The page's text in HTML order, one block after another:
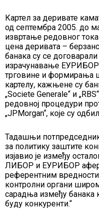
Картел за деривате
од септембра 2005. до
извртање редовног
цена деривата –
банака су се
израчунавање ЕУРИБОР-
трговине и формирања
картелу, кажњене су
„Societe Generale“ и
редовној процедури
„JPMorgan“, које су
Тадашњи
за политику заштите
изјавио је између
ЛИБОР и ЕУРИБОР
референтним
контролни органи
сарадња између банака
буду конкуренти.“